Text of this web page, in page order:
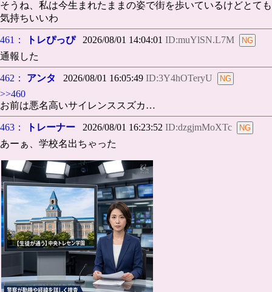
そうね、私は今生まれたままの姿で街を歩いているけどとても
気持ちいいわ
461： トレぴっぴ2026/08/01 14:04:01 ID:muYlSN.L7M
通報した
462： アンタ 2026/08/01 16:05:49 ID:3Y4hOTeryU
>>460
お前は悪名高いサイレンススズカ…
463： トレーナー 2026/08/01 16:23:52 ID:dzgjmMoXTc
あーぁ、学校名出ちゃった